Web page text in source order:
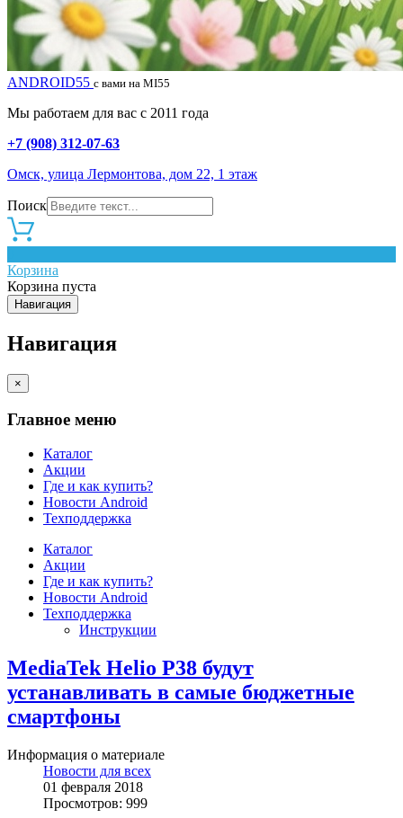
ANDROID55 с вами на MI55
Мы работаем для вас с 2011 года
+7 (908) 312-07-63
Омск, улица Лермонтова, дом 22, 1 этаж
Поиск
Корзина
Корзина пуста
Навигация
Навигация
×
Главное меню
Каталог
Акции
Где и как купить?
Новости Android
Техподдержка
Каталог
Акции
Где и как купить?
Новости Android
Техподдержка
Инструкции
MediaTek Helio P38 будут
устанавливать в самые бюджетные
смартфоны
Информация о материале
Новости для всех
01 февраля 2018
Просмотров: 999